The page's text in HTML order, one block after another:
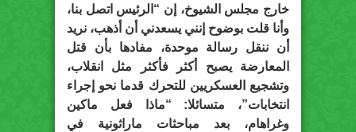
خارج مجلس الشيوخ، إن “الرئيس اتصل بنا،
وأنا قلت بوضوح إنني يسعدني أن أذهب، نريد
أن ننقل رسالة موحدة، مفادها بأن قتل
المعارضة يصبح أكثر فأكثر مثل انقلاب،
وتشجيع العسكريين للتحرك قدما نحو إجراء
انتخابات”، متسائلا: “ماذا فعل ماكين
وغراهام، بعد مباحثات ماراثونية في